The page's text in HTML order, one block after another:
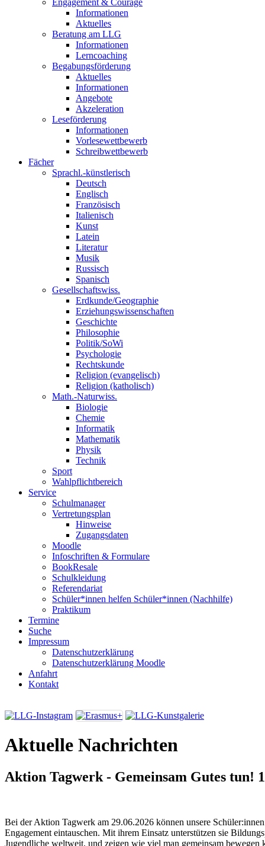
Engagement & Courage
Informationen
Aktuelles
Beratung am LLG
Informationen
Lerncoaching
Begabungsförderung
Aktuelles
Informationen
Angebote
Akzeleration
Leseförderung
Informationen
Vorlesewettbewerb
Schreibwettbewerb
Fächer
Sprachl.-künstlerisch
Deutsch
Englisch
Französisch
Italienisch
Kunst
Latein
Literatur
Musik
Russisch
Spanisch
Gesellschaftswiss.
Erdkunde/Geographie
Erziehungswissenschaften
Geschichte
Philosophie
Politik/SoWi
Psychologie
Rechtskunde
Religion (evangelisch)
Religion (katholisch)
Math.-Naturwiss.
Biologie
Chemie
Informatik
Mathematik
Physik
Technik
Sport
Wahlpflichtbereich
Service
Schulmanager
Vertretungsplan
Hinweise
Zugangsdaten
Moodle
Infoschriften & Formulare
BookResale
Schulkleidung
Referendariat
Schüler*innen helfen Schüler*innen (Nachhilfe)
Praktikum
Termine
Suche
Impressum
Datenschutzerklärung
Datenschutzerklärung Moodle
Anfahrt
Kontakt
Aktuelle Nachrichten
Aktion Tagwerk - Gemeinsam Gutes tun!
Bei der Aktion Tagwerk am 29.06.2026 können unsere
Engagement eintauschen. Mit ihrem Einsatz unterstützen sie
Jugendliche weltweit, und zeigen wie viel man gemeinsam